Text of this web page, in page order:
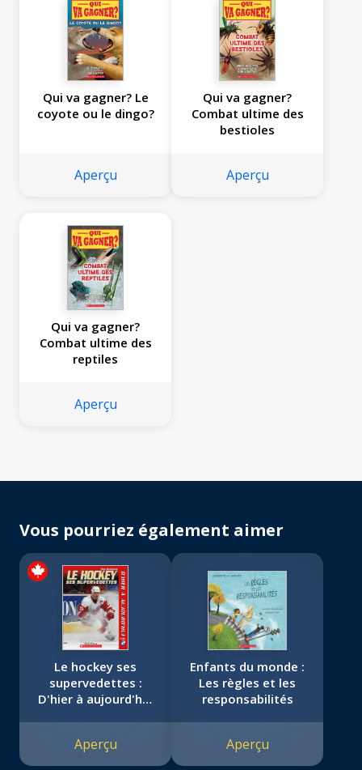
Qui va gagner? Le
coyote ou le dingo?
Aperçu
Qui va gagner?
Combat ultime des
bestioles
Aperçu
Qui va gagner?
Combat ultime des
reptiles
Aperçu
Vous pourriez également aimer
Le hockey ses
supervedettes :
D'hier à aujourd'hui
Aperçu
Enfants du monde :
Les règles et les
responsabilités
Aperçu